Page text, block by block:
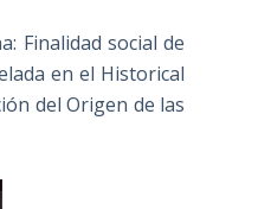
Finalidad social de
en el Historical
del Origen de las